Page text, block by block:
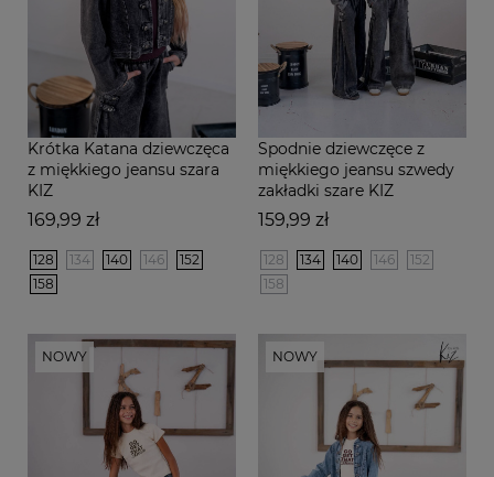
Krótka Katana dziewczęca
z miękkiego jeansu szara
KIZ
Cena
169,99 zł
128 134 140 146
152
158
Spodnie dziewczęce z
miękkiego jeansu szwedy
zakładki szare KIZ
Cena
159,99 zł
128 134 140 146
152
158
NOWY NOWY